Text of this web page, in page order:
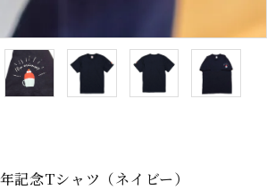
記念Tシャツ（ネイビー）